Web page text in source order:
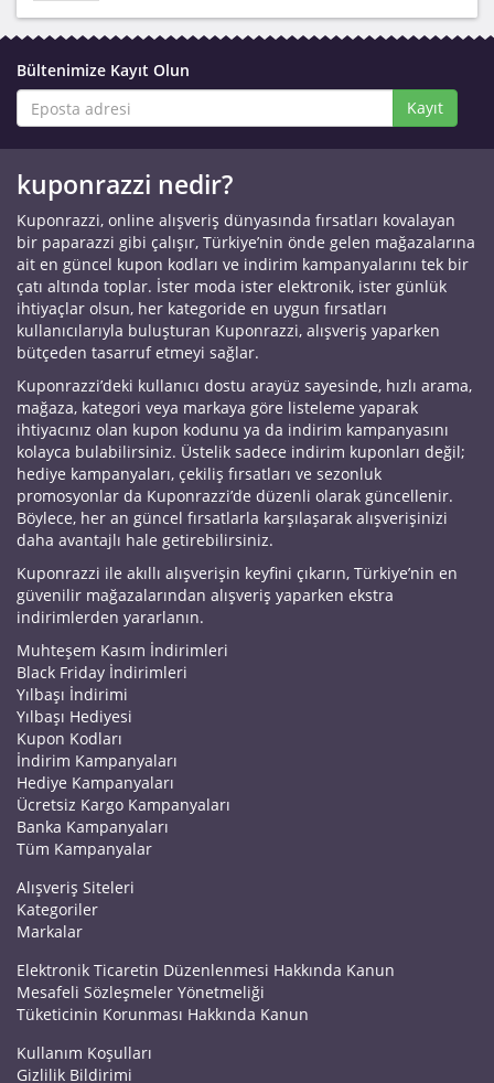
Bültenimize Kayıt Olun
Kayıt
kuponrazzi nedir?
Kuponrazzi, online alışveriş dünyasında fırsatları kovalayan
bir paparazzi gibi çalışır, Türkiye’nin önde gelen mağazalarına
ait en güncel kupon kodları ve indirim kampanyalarını tek bir
çatı altında toplar. İster moda ister elektronik, ister günlük
ihtiyaçlar olsun, her kategoride en uygun fırsatları
kullanıcılarıyla buluşturan Kuponrazzi, alışveriş yaparken
bütçeden tasarruf etmeyi sağlar.
Kuponrazzi’deki kullanıcı dostu arayüz sayesinde, hızlı arama,
mağaza, kategori veya markaya göre listeleme yaparak
ihtiyacınız olan kupon kodunu ya da indirim kampanyasını
kolayca bulabilirsiniz. Üstelik sadece indirim kuponları değil;
hediye kampanyaları, çekiliş fırsatları ve sezonluk
promosyonlar da Kuponrazzi’de düzenli olarak güncellenir.
Böylece, her an güncel fırsatlarla karşılaşarak alışverişinizi
daha avantajlı hale getirebilirsiniz.
Kuponrazzi ile akıllı alışverişin keyfini çıkarın, Türkiye’nin en
güvenilir mağazalarından alışveriş yaparken ekstra
indirimlerden yararlanın.
Muhteşem Kasım İndirimleri
Black Friday İndirimleri
Yılbaşı İndirimi
Yılbaşı Hediyesi
Kupon Kodları
İndirim Kampanyaları
Hediye Kampanyaları
Ücretsiz Kargo Kampanyaları
Banka Kampanyaları
Tüm Kampanyalar
Alışveriş Siteleri
Kategoriler
Markalar
Elektronik Ticaretin Düzenlenmesi Hakkında Kanun
Mesafeli Sözleşmeler Yönetmeliği
Tüketicinin Korunması Hakkında Kanun
Kullanım Koşulları
Gizlilik Bildirimi